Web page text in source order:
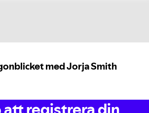
med Jorja Smith